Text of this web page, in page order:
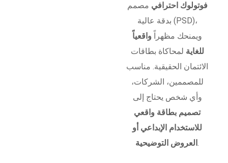
فوتولوك احترافي مصمم
بدقة عالية (PSD)،
ويمنحك مظهراً واقعياً
للغاية لمحاكاة بطاقات
الائتمان الحقيقية. مناسب
للمصممين، الشركات،
وأي شخص يحتاج إلى
تصميم بطاقة واقعي
للاستخدام الإبداعي أو
العروض التوضيحية .